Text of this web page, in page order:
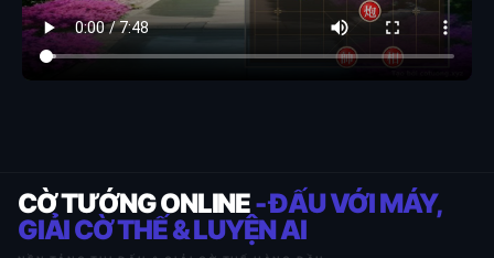
CỜ TƯỚNG ONLINE- ĐẤU VỚI MÁY,
GIẢI CỜ THẾ & LUYỆN AI